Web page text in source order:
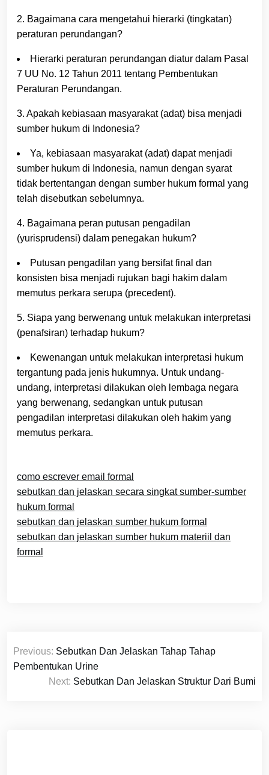
2. Bagaimana cara mengetahui hierarki (tingkatan)
peraturan perundangan?
Hierarki peraturan perundangan diatur dalam Pasal
7 UU No. 12 Tahun 2011 tentang Pembentukan
Peraturan Perundangan.
3. Apakah kebiasaan masyarakat (adat) bisa menjadi
sumber hukum di Indonesia?
Ya, kebiasaan masyarakat (adat) dapat menjadi
sumber hukum di Indonesia, namun dengan syarat
tidak bertentangan dengan sumber hukum formal yang
telah disebutkan sebelumnya.
4. Bagaimana peran putusan pengadilan
(yurisprudensi) dalam penegakan hukum?
Putusan pengadilan yang bersifat final dan
konsisten bisa menjadi rujukan bagi hakim dalam
memutus perkara serupa (precedent).
5. Siapa yang berwenang untuk melakukan interpretasi
(penafsiran) terhadap hukum?
Kewenangan untuk melakukan interpretasi hukum
tergantung pada jenis hukumnya. Untuk undang-
undang, interpretasi dilakukan oleh lembaga negara
yang berwenang, sedangkan untuk putusan
pengadilan interpretasi dilakukan oleh hakim yang
memutus perkara.
como escrever email formal
sebutkan dan jelaskan secara singkat sumber-sumber
hukum formal
sebutkan dan jelaskan sumber hukum formal
sebutkan dan jelaskan sumber hukum materiil dan
formal
Navigasi
pos
Previous: Sebutkan Dan Jelaskan Tahap Tahap
Pembentukan Urine
Next: Sebutkan Dan Jelaskan Struktur Dari Bumi